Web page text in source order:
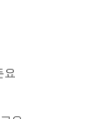
요